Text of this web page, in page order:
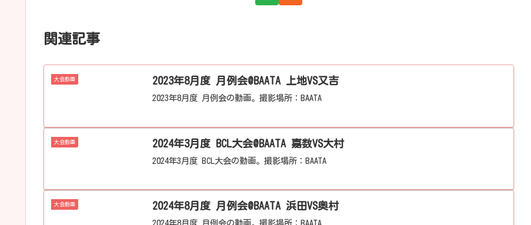
関連記事
大会動画 2023年8月度 月例会@BAATA 上地VS又吉
2023年8月度 月例会の動画。撮影場所：BAATA
大会動画 2024年3月度 BCL大会@BAATA 嘉数VS大村
2024年3月度 BCL大会の動画。撮影場所：BAATA
大会動画 2024年8月度 月例会@BAATA 浜田VS奥村
2024年8月度 月例会の動画。撮影場所：BAATA